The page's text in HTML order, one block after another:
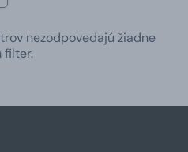
nezodpovedajú žiadne
filter.